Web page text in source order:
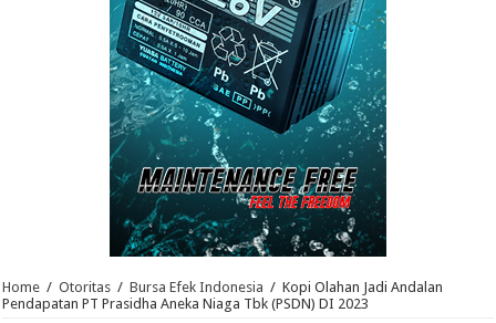
Home / Otoritas / Bursa Efek Indonesia / Kopi Olahan Jadi Andalan
Pendapatan PT Prasidha Aneka Niaga Tbk (PSDN) DI 2023